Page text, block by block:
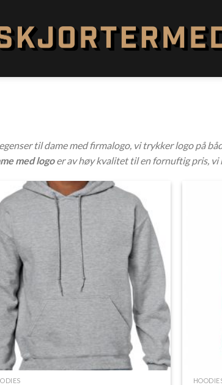
til dame med firmalogo, vi trykker logo på
med logoer av høy kvalitet til en fornuftig pris, vi
Add to
Wishlist